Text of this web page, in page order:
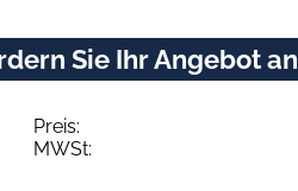
Sie Ihr Angebot an
Preis:
MWSt: